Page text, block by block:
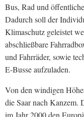
Bus, Rad und
Dadurch soll der
Klimaschutz geleistet
abschließbare
und Fahrräder, sowie
E-Busse aufzuladen.
Von den windigen
die Saar nach Kanzem.
im Jahr 2000 den